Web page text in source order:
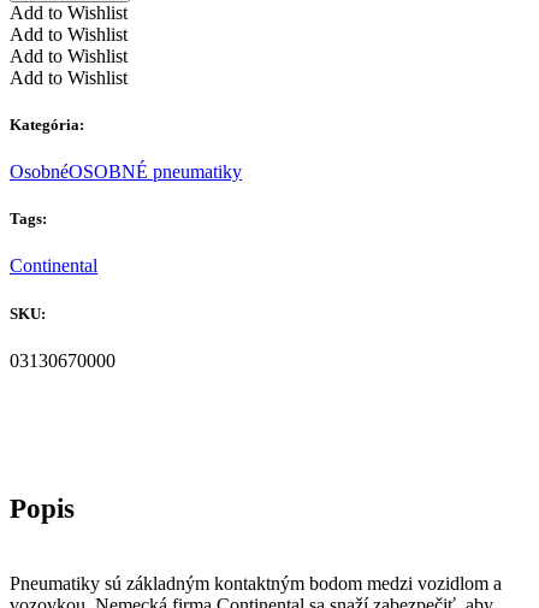
Add to Wishlist
Add to Wishlist
Add to Wishlist
Add to Wishlist
Kategória:
OsobnéOSOBNÉ pneumatiky
Tags:
Continental
SKU:
03130670000
Pneumatiky sú základným kontaktným bodom medzi vozidlom a